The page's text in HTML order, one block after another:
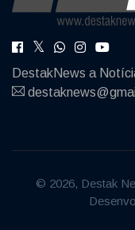
DestakNews a
© 2026, Destak